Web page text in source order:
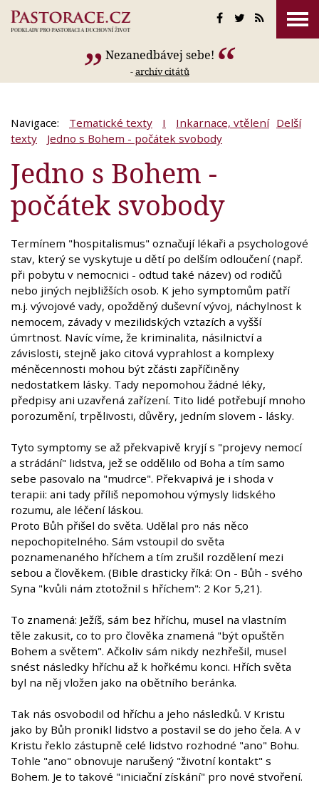
Nezanedbávej sebe!
-archív citátů
Navigace: Tematické texty I Inkarnace, vtělení Delší
texty
Jedno s Bohem - počátek svobody
Jedno s Bohem -
počátek svobody
Termínem "hospitalismus" označují lékaři a psychologové
stav, který se vyskytuje u dětí po delším odloučení (např.
při pobytu v nemocnici - odtud také název) od rodičů
nebo jiných nejbližších osob. K jeho symptomům patří
m.j. vývojové vady, opožděný duševní vývoj, náchylnost k
nemocem, závady v mezilidských vztazích a vyšší
úmrtnost. Navíc víme, že kriminalita, násilnictví a
závislosti, stejně jako citová vyprahlost a komplexy
méněcennosti mohou být zčásti zapříčiněny
nedostatkem lásky. Tady nepomohou žádné léky,
předpisy ani uzavřená zařízení. Tito lidé potřebují mnoho
porozumění, trpělivosti, důvěry, jedním slovem - lásky.
Tyto symptomy se až překvapivě kryjí s "projevy nemocí
a strádání" lidstva, jež se oddělilo od Boha a tím samo
sebe pasovalo na "mudrce". Překvapivá je i shoda v
terapii: ani tady příliš nepomohou výmysly lidského
rozumu, ale léčení láskou.
Proto Bůh přišel do světa. Udělal pro nás něco
nepochopitelného. Sám vstoupil do světa
poznamenaného hříchem a tím zrušil rozdělení mezi
sebou a člověkem. (Bible drasticky říká: On - Bůh - svého
Syna "kvůli nám ztotožnil s hříchem": 2 Kor 5,21).
To znamená: Ježíš, sám bez hříchu, musel na vlastním
těle zakusit, co to pro člověka znamená "být opuštěn
Bohem a světem". Ačkoliv sám nikdy nezhřešil, musel
snést následky hříchu až k hořkému konci. Hřích světa
byl na něj vložen jako na obětního beránka.
Tak nás osvobodil od hříchu a jeho následků. V Kristu
jako by Bůh pronikl lidstvo a postavil se do jeho čela. A v
Kristu řeklo zástupně celé lidstvo rozhodné "ano" Bohu.
Tohle "ano" obnovuje narušený "životní kontakt" s
Bohem. Je to takové "iniciační získání" pro nové stvoření.